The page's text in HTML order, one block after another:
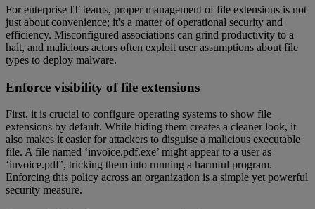
For enterprise IT teams, proper management of file extensions is not
just about convenience; it's a matter of operational security and
efficiency. Misconfigured associations can grind productivity to a
halt, and malicious actors often exploit user assumptions about file
types to deploy malware.
Enforce visibility of file extensions
First, it is crucial to configure operating systems to show file
extensions by default. While hiding them creates a cleaner look, it
also makes it easier for attackers to disguise a malicious executable
file. A file named ‘invoice.pdf.exe’ might appear to a user as
‘invoice.pdf’, tricking them into running a harmful program.
Enforcing this policy across an organization is a simple yet powerful
security measure.